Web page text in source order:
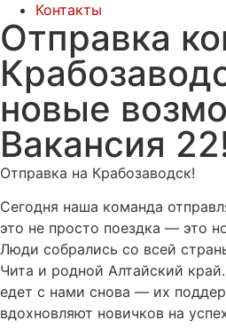
Контакты
Отправка
новые
Вакансия
Отправка на Крабозаводск!
Сегодня наша команда
это не просто поездка — это
Люди собрались со всей
Чита и родной Алтайский
едет с нами снова — их
вдохновляют новичков на